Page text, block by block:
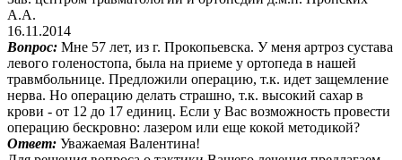
А.А.
16.11.2014
Вопрос: Мне 57 лет, из г. Прокопьевска. У меня артроз сустава
левого голеностопа, была на приеме у ортопеда в нашей
травмбольнице. Предложили операцию, т.к. идет защемление
нерва. Но операцию делать страшно, т.к. высокий сахар в
крови - от 12 до 17 единиц. Если у Вас возможность провести
операцию бескровно: лазером или еще кокой методикой?
Ответ: Уважаемая Валентина!